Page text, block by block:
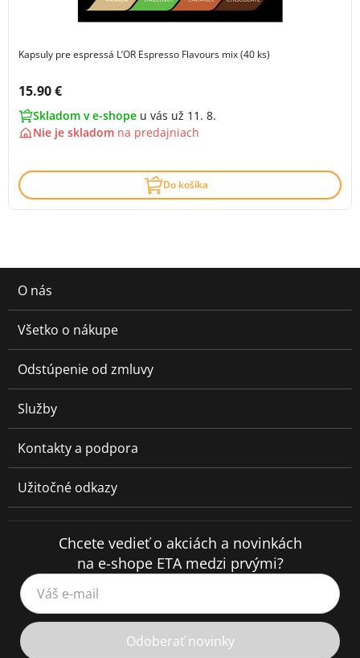
Kapsuly pre espressá L’OR Espresso Flavours mix (40 ks)
Cena s DPH:
15.90 €
Skladom v e-shope u vás už 11. 8.
Nie je skladom na predajniach
Do košíka
O nás
Všetko o nákupe
Odstúpenie od zmluvy
Služby
Kontakty a podpora
Užitočné odkazy
Chcete vedieť o akciách a novinkách
na e-shope ETA medzi prvými?
Váš e-mail
Odoberať novinky